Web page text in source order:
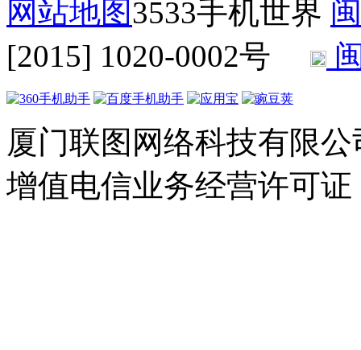
网站地图3533手机世界
[2015] 1020-0002号
厦门联图网络科技有限公
增值电信业务经营许可证